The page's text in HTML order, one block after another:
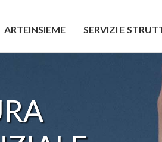
ARTEINSIEME SERVIZI E